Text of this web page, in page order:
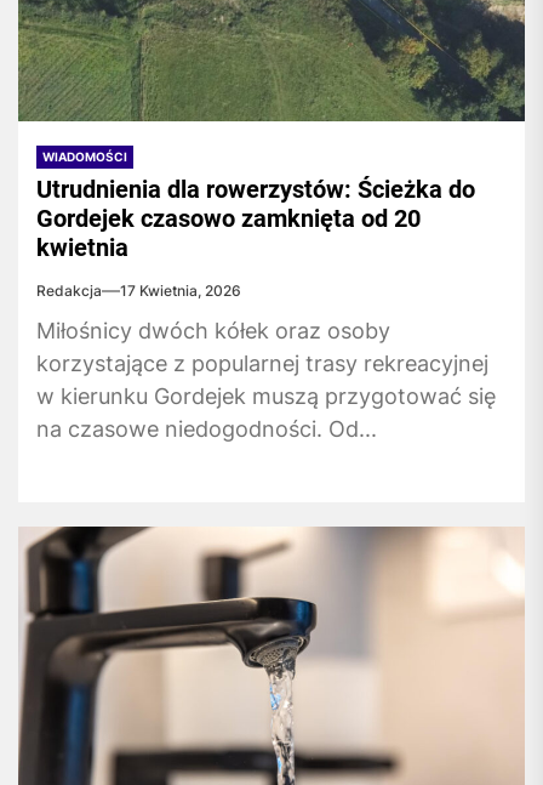
WIADOMOŚCI
Utrudnienia dla rowerzystów: Ścieżka do
Gordejek czasowo zamknięta od 20
kwietnia
Redakcja 17 Kwietnia, 2026
Miłośnicy dwóch kółek oraz osoby
korzystające z popularnej trasy rekreacyjnej
w kierunku Gordejek muszą przygotować się
na czasowe niedogodności. Od...